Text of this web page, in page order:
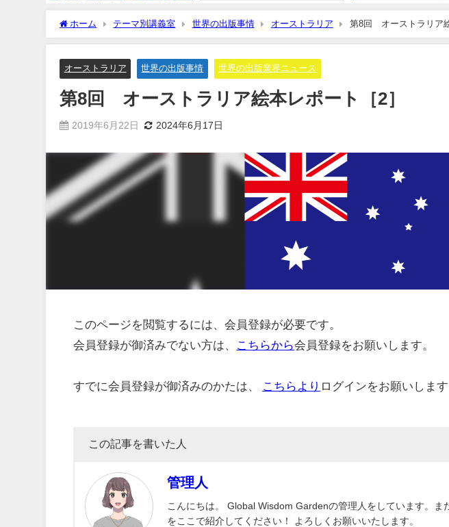
ホーム テーマ別講義室 世界の出版事情 オーストラリア 第8回 オーストラリア
オーストラリア 世界の出版事情 世界の出版業界ニュース
第8回 オーストラリア絵本レポート［2］
2019年6月22日 2024年6月17日
このページを閲覧するには、会員登録が必要です。
会員登録が御済みでない方は、
こちらから会員登録をお願いします。
すでに会員登録が御済みのかたは、 こちらより ログインをお願いします
この記事を書いた人
管理人
こんにちは。 Global Wisdom Gardenの管理人をしています。ま
をここで紹介してください！ よろしくお願いいたします。